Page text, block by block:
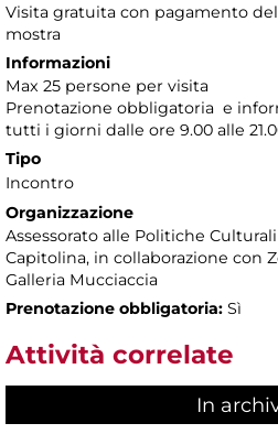
Visita gratuita con pagamento
mostra
Informazioni
Max 25 persone per visita
Prenotazione obbligatoria e
tutti i giorni dalle ore 9.00 alle
Tipo
Incontro
Organizzazione
Assessorato alle Politiche
Capitolina, in collaborazione con
Galleria Mucciaccia
Prenotazione obbligatoria: Sì
Attività correlate
In